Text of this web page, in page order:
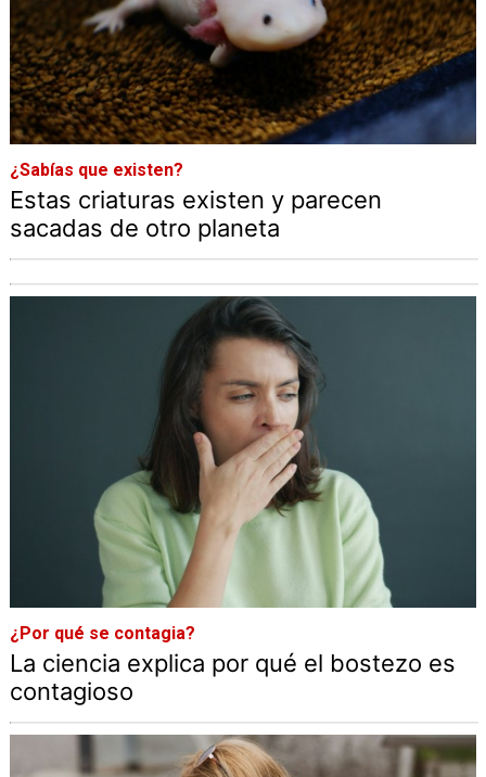
¿Sabías que existen?
Estas criaturas existen y parecen
sacadas de otro planeta
¿Por qué se contagia?
La ciencia explica por qué el bostezo es
contagioso